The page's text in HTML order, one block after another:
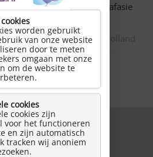
– Schilderen met NAH / afasie
Zuid-Holland
worden gebruikt
van onze website
door te meten
omgaan met onze
om de website te
cookies
cookies zijn
voor het functioneren
en zijn automatisch
tracken wij anoniem